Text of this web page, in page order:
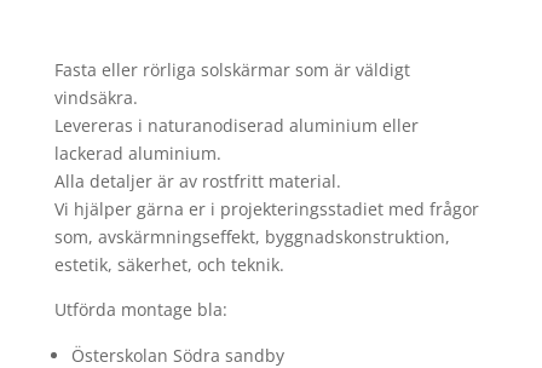
Fasta eller rörliga solskärmar som är väldigt
vindsäkra.
Levereras i naturanodiserad aluminium eller
lackerad aluminium.
Alla detaljer är av rostfritt material.
Vi hjälper gärna er i projekteringsstadiet med frågor
som, avskärmningseffekt, byggnadskonstruktion,
estetik, säkerhet, och teknik.
Utförda montage bla:
Österskolan Södra sandby